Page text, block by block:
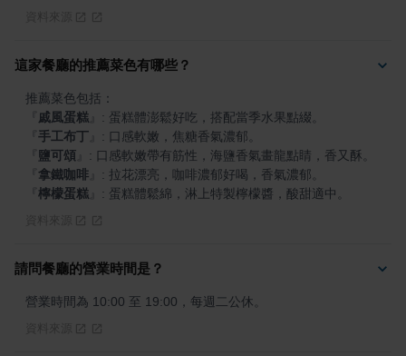
這家餐廳的推薦菜色有哪些？
戚風蛋糕
手工布丁
鹽可頌
拿鐵咖啡
檸檬蛋糕 : 蛋糕體鬆綿，淋上特製檸檬醬，酸甜適中。
請問餐廳的營業時間是？
營業時間為 10:00 至 19:00，每週二公休。